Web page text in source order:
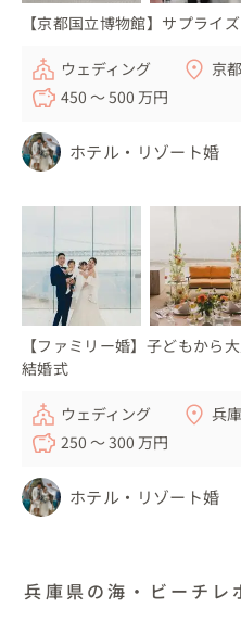
【京都国立博物館】サプライ
ウェディング
京
450 〜 500 万円
ホテル・リゾート婚
【ファミリー婚】子どもから
結婚式
ウェディング
兵
250 〜 300 万円
ホテル・リゾート婚
兵庫県の海・ビーチレ